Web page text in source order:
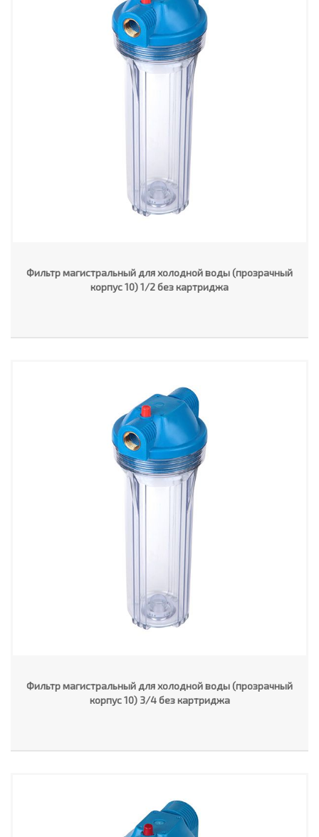
Фильтр магистральный для холодной воды (прозрачный
корпус 10) 1/2 без картриджа
Фильтр магистральный для холодной воды (прозрачный
корпус 10) 3/4 без картриджа